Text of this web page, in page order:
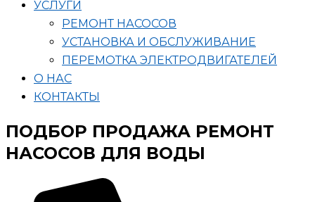
УСЛУГИ
РЕМОНТ НАСОСОВ
УСТАНОВКА И ОБСЛУЖИВАНИЕ
ПЕРЕМОТКА ЭЛЕКТРОДВИГАТЕЛЕЙ
О НАС
КОНТАКТЫ
ПОДБОР ПРОДАЖА РЕМОНТ
НАСОСОВ ДЛЯ ВОДЫ